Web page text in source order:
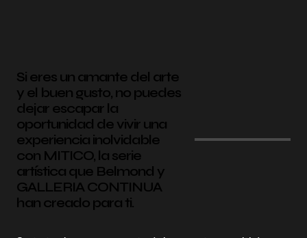
Si eres un amante del arte
y el buen gusto, no puedes
dejar escapar la
oportunidad de vivir una
experiencia inolvidable
con MITICO, la serie
artística que Belmond y
GALLERIA CONTINUA
han creado para ti.